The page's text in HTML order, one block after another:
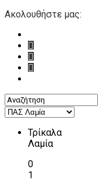
Ακολουθήστε μας:
Τρίκαλα
Λαμία
0
1